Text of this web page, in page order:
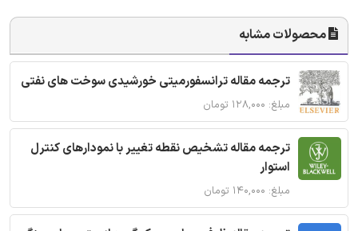
محصولات مشابه
ترجمه مقاله ترانسفورمیتی خورشیدی سوخت های نفتی
مبلغ: ۱۲۸,۰۰۰ تومان
ترجمه مقاله تشخیص نقطه تغییر با نمودارهای کنترل
استوار
مبلغ: ۱۴۰,۰۰۰ تومان